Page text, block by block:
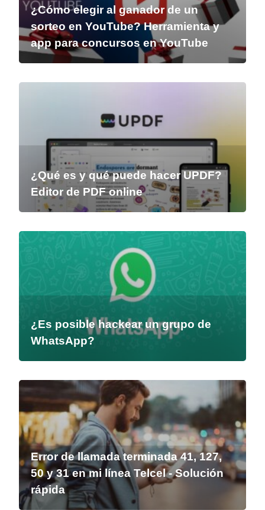
¿Cómo elegir al ganador de un
sorteo en YouTube? Herramienta y
app para concursos en YouTube
¿Qué es y qué puede hacer UPDF?
Editor de PDF online
¿Es posible hackear un grupo de
WhatsApp?
Error de llamada terminada 41, 127,
50 y 31 en mi línea Telcel - Solución
rápida